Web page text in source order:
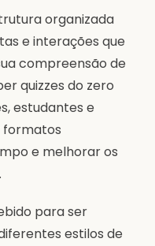
organizada
e interações que
compreensão de
quizzes do zero
estudantes e
formatos
e melhorar os
para ser
estilos de